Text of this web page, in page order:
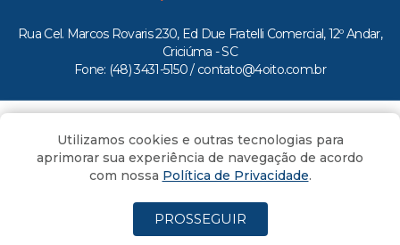
Rua Cel. Marcos Rovaris 230, Ed Due Fratelli Comercial, 12º Andar,
Criciúma - SC
Fone: (48) 3431-5150 / contato@4oito.com.br
Todos os direitos reservados ao Portal 4oito
Utilizamos cookies e outras tecnologias para
aprimorar sua experiência de navegação de acordo
com nossa Política de Privacidade.
PROSSEGUIR